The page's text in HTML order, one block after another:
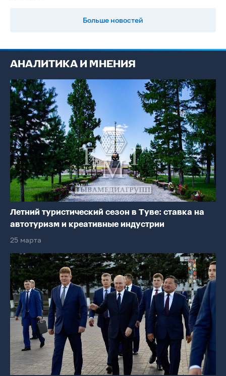
Больше новостей
АНАЛИТИКА И МНЕНИЯ
Летний туристический сезон в Туве: ставка на
автотуризм и креативные индустрии
25 марта